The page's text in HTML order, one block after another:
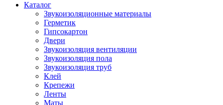
Каталог
Звукоизоляционные материалы
Герметик
Гипсокартон
Двери
Звукоизоляция вентиляции
Звукоизоляция пола
Звукоизоляция труб
Клей
Крепежи
Ленты
Маты